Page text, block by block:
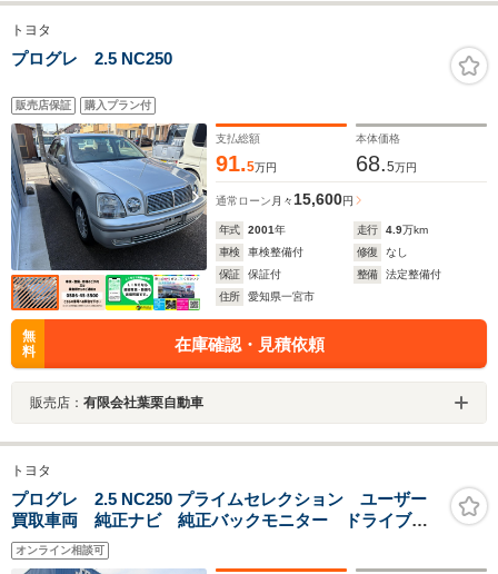
トヨタ
プログレ 2.5 NC250
販売店保証 購入プラン付
支払総額
91.5万円
本体価格
68.5万円
通常ローン 月々15,600円
年式 2001年 走行 4.9万km
車検
車検整備付 修復
なし
保証
保証付 整備
法定整備付
住所
愛知県一宮市
無
料
在庫確認・見積依頼
販売店： 有限会社葉栗自動車
トヨタ
プログレ 2.5 NC250 プライムセレクション ユーザー
買取車両 純正ナビ 純正バックモニター ドライブレ
コーダー 純正キーレス ウッドコンビステアリング
ETC
オンライン相談可